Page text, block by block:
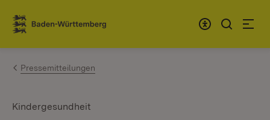
Zum Inhalt springen
Link zur Startseite
Pressemitteilungen
Kindergesundheit